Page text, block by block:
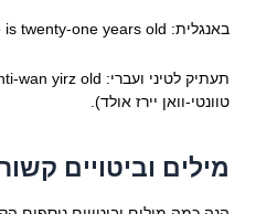
באנגלית: She is twenty-one years old.
טוונטי-וואן יירז אולד).
מילים וביטויים